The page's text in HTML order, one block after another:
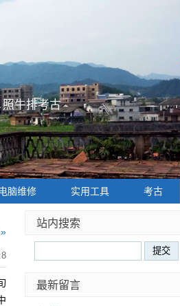
照牛排考古
脑维修 实用工具 考古
站内搜索
最新留言